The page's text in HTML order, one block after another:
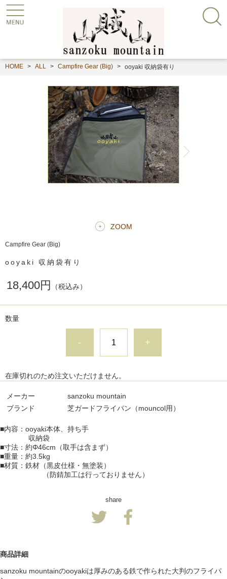
HOME ALL Campfire Gear (Big) ooyaki 収納袋有り
ZOOM
Campfire Gear (Big)
ooyaki 収納袋有り
18,400円 （税込み）
数量
- +
在庫切れのため注文いただけません。
メーカー
sanzoku mountain
ブランド
芝ガードフライパン（mouncol用）
■内容：ooyaki本体、持ち手
収納袋
■寸法：約Φ46cm（取手は含まず）
■重量：約3.5kg
■材質：鉄材（黒皮仕様・無塗装）
（防錆加工は行っておりません）
share
商品詳細
sanzoku mountainのooyakiは厚みのある鉄で作られた大判のフライパ